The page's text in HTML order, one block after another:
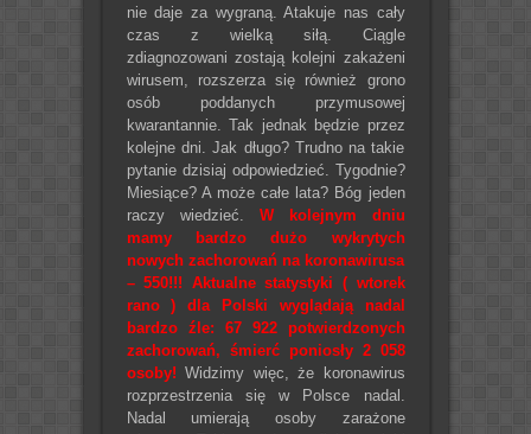
nie daje za wygraną. Atakuje nas cały
czas z wielką siłą. Ciągle
zdiagnozowani zostają kolejni zakażeni
wirusem, rozszerza się również grono
osób poddanych przymusowej
kwarantannie. Tak jednak będzie przez
kolejne dni. Jak długo? Trudno na takie
pytanie dzisiaj odpowiedzieć. Tygodnie?
Miesiące? A może całe lata? Bóg jeden
raczy wiedzieć. W kolejnym dniu
mamy bardzo dużo wykrytych
nowych zachorowań na koronawirusa
– 550!!! Aktualne statystyki ( wtorek
rano ) dla Polski wyglądają nadal
bardzo źle: 67 922 potwierdzonych
zachorowań, śmierć poniosły 2 058
osoby! Widzimy więc, że koronawirus
rozprzestrzenia się w Polsce nadal.
Nadal umierają osoby zarażone